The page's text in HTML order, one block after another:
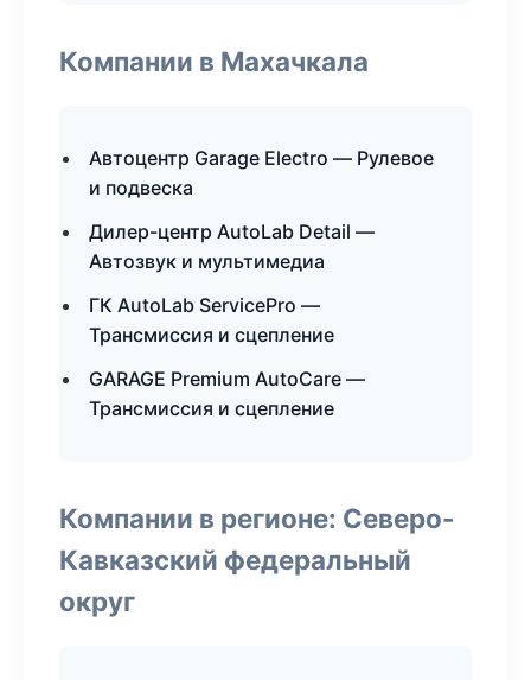
Компании в Махачкала
Автоцентр Garage Electro — Рулевое
и подвеска
Дилер-центр AutoLab Detail —
Автозвук и мультимедиа
ГК AutoLab ServicePro —
Трансмиссия и сцепление
GARAGE Premium AutoCare —
Трансмиссия и сцепление
Компании в регионе: Северо-
Кавказский федеральный
округ